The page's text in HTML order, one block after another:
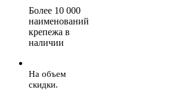
Более 10 000
наименований
крепежа в
наличии
На объем
скидки.